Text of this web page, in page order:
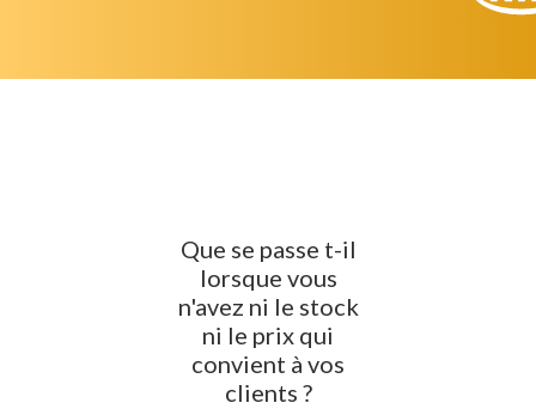
Que se passe t-il
lorsque vous
n'avez ni le stock
ni le prix qui
convient à vos
clients ?